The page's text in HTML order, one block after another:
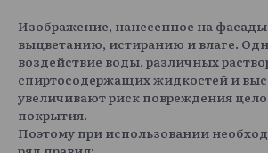
Изображение, нанесенное на
выцветанию, истиранию и влаге.
воздействие воды, различных
спиртосодержащих жидкостей и
увеличивают риск повреждения
покрытия.
Поэтому при использовании